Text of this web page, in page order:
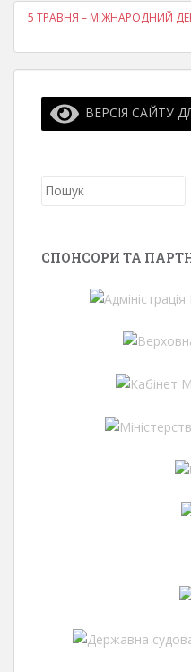
5 ТРАВНЯ – МІЖНАРОДНИЙ
ВЕРСІЯ САЙТУ
Пошук
СПОНСОРИ ТА